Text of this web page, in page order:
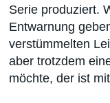
Serie produziert.
Entwarnung
verstümmelten
aber trotzdem
möchte, der ist mit